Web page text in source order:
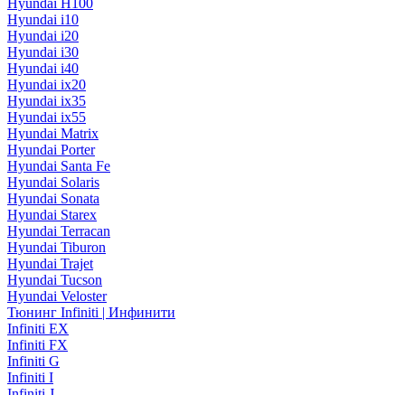
Hyundai H100
Hyundai i10
Hyundai i20
Hyundai i30
Hyundai i40
Hyundai ix20
Hyundai ix35
Hyundai ix55
Hyundai Matrix
Hyundai Porter
Hyundai Santa Fe
Hyundai Solaris
Hyundai Sonata
Hyundai Starex
Hyundai Terracan
Hyundai Tiburon
Hyundai Trajet
Hyundai Tucson
Hyundai Veloster
Тюнинг Infiniti | Инфинити
Infiniti EX
Infiniti FX
Infiniti G
Infiniti I